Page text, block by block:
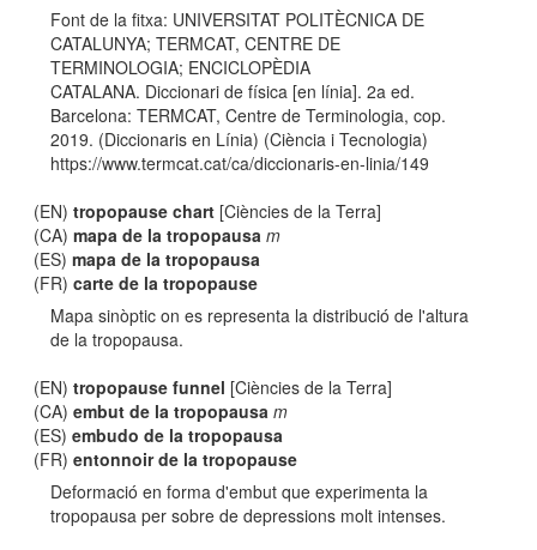
Font de la fitxa: UNIVERSITAT POLITÈCNICA DE
CATALUNYA; TERMCAT, CENTRE DE
TERMINOLOGIA; ENCICLOPÈDIA
CATALANA. Diccionari de física [en línia]. 2a ed.
Barcelona: TERMCAT, Centre de Terminologia, cop.
2019. (Diccionaris en Línia) (Ciència i Tecnologia)
https://www.termcat.cat/ca/diccionaris-en-linia/149
(EN)tropopause chart [Ciències de la Terra]
(CA)mapa de la tropopausa m
(ES)mapa de la tropopausa
(FR)carte de la tropopause
Mapa sinòptic on es representa la distribució de l'altura
de la tropopausa.
(EN)tropopause funnel [Ciències de la Terra]
(CA)embut de la tropopausa m
(ES)embudo de la tropopausa
(FR)entonnoir de la tropopause
Deformació en forma d'embut que experimenta la
tropopausa per sobre de depressions molt intenses.